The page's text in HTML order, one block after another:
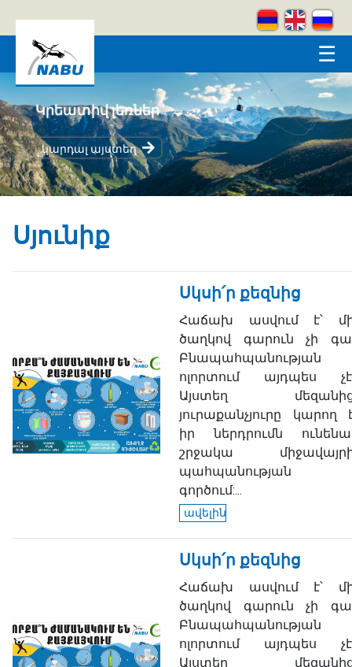
☰
Կրեատիվ լեռներ
կարդալ այստեղ
Սյունիք
Սկսի՛ր քեզնից
Հաճախ ասվում է՝
ծաղկով գարուն չի
Բնապահպանության
ոլորտում այդպես
Այստեղ
յուրաքանչյուրը կարող
իր ներդրումն
շրջակա
պահպանության
գործում:...
ավելին
Սկսի՛ր քեզնից
Հաճախ ասվում է՝
ծաղկով գարուն չի
Բնապահպանության
ոլորտում այդպես
Այստեղ